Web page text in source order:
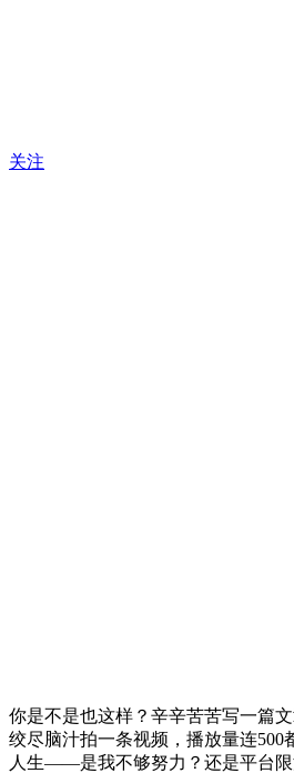
关注
你是不是也这样？辛辛苦苦写一篇
绞尽脑汁拍一条视频，播放量连500
人生——是我不够努力？还是平台限